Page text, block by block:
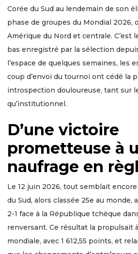
Corée du Sud au lendemain de son
phase de groupes du Mondial 2026,
Amérique du Nord et centrale. C’est
bas enregistré par la sélection
l’espace de quelques semaines, les
coup d’envoi du tournoi ont cédé la
introspection douloureuse, tant sur
qu’institutionnel.
D’une victoire
prometteuse à
naufrage en
Le 12 juin 2026, tout semblait
du Sud, alors classée 25e au monde,
2-1 face à la République tchèque
renversant. Ce résultat la propulsait
mondiale, avec 1 612,55 points, et